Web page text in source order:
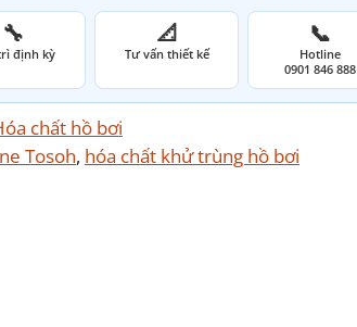
🔧
định kỳ
📐
Tư vấn thiết kế
📞
Hotline
0901 846 888
chất hồ bơi
Tosoh, hóa chất khử trùng hồ bơi